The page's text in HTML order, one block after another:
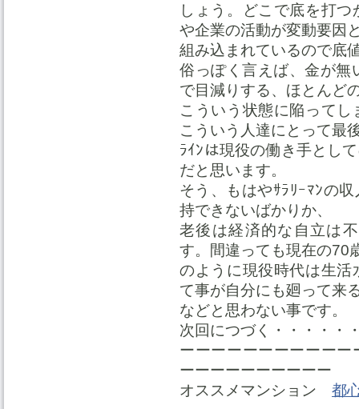
しょう。どこで底を打
や企業の活動が変動要因
組み込まれているので底
俗っぽく言えば、金が無
で目減りする、ほとんど
こういう状態に陥って
こういう人達にとって最
ﾗｲﾝは現役の働き手とし
だと思います。
そう、もはやｻﾗﾘｰﾏﾝの
持できないばかりか、
老後は経済的な自立は
す。間違っても現在の70
のように現役時代は生
て事が自分にも廻って来
などと思わない事です。
次回につづく・・・・・
ーーーーーーーーーー
ーーーーーーーーーー
オススメマンション 都